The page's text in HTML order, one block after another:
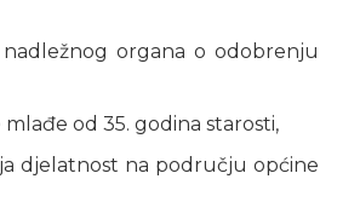
nadležnog organa o odobrenju
od 35. godina starosti,
djelatnost na području općine